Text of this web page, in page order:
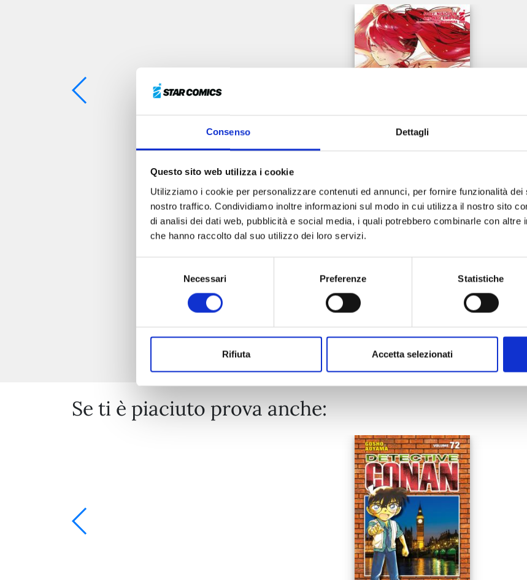
Consenso Dettagli
Questo sito web utilizza i cookie
Utilizziamo i cookie per personalizzare contenuti ed annunci, per fornire funzionalità
nostro traffico. Condividiamo inoltre informazioni sul modo in cui utilizza il nostro sito
di analisi dei dati web, pubblicità e social media, i quali potrebbero combinarle con altre
che hanno raccolto dal suo utilizzo dei loro servizi.
Necessari Preferenze Statistiche
Rifiuta Accetta selezionati
MAGICAL GIRL RISUKA n. 7
17/12/2024
€ 6,50
Se ti è piaciuto prova anche: